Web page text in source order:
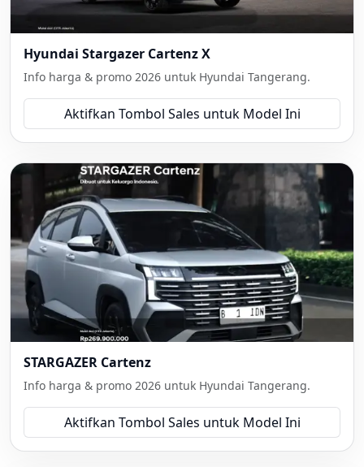
Hyundai Stargazer Cartenz X
Info harga & promo 2026 untuk Hyundai Tangerang.
Aktifkan Tombol Sales untuk Model Ini
STARGAZER Cartenz
Info harga & promo 2026 untuk Hyundai Tangerang.
Aktifkan Tombol Sales untuk Model Ini